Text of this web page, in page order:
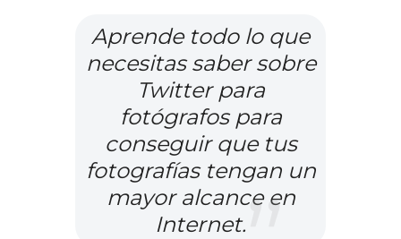
Aprende todo lo que
necesitas saber sobre
Twitter para
fotógrafos para
conseguir que tus
fotografías tengan un
mayor alcance en
Internet.